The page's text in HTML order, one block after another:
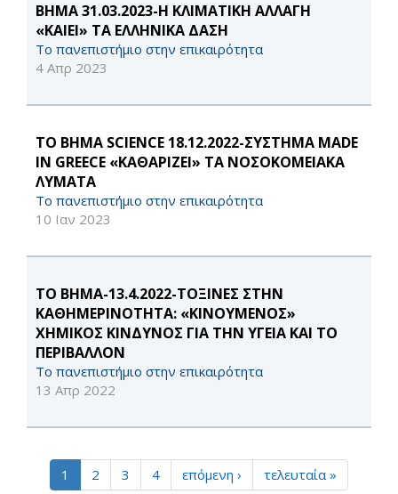
ΒΗΜΑ 31.03.2023-Η ΚΛΙΜΑΤΙΚΗ ΑΛΛΑΓΗ
«ΚΑΙΕΙ» ΤΑ ΕΛΛΗΝΙΚΑ ΔΑΣΗ
Το πανεπιστήμιο στην επικαιρότητα
4 Απρ 2023
ΤΟ ΒΗΜΑ SCIENCE 18.12.2022-ΣΥΣΤΗΜΑ MADE
IN GREECE «ΚΑΘΑΡΙΖΕΙ» ΤΑ ΝΟΣΟΚΟΜΕΙΑΚΑ
ΛΥΜΑΤΑ
Το πανεπιστήμιο στην επικαιρότητα
10 Ιαν 2023
ΤΟ ΒΗΜΑ-13.4.2022-ΤΟΞΙΝΕΣ ΣΤΗΝ
ΚΑΘΗΜΕΡΙΝΟΤΗΤΑ: «ΚΙΝΟΥΜΕΝΟΣ»
ΧΗΜΙΚΟΣ ΚΙΝΔΥΝΟΣ ΓΙΑ ΤΗΝ ΥΓΕΙΑ ΚΑΙ ΤΟ
ΠΕΡΙΒΑΛΛΟΝ
Το πανεπιστήμιο στην επικαιρότητα
13 Απρ 2022
1 2 3 4 επόμενη › τελευταία »